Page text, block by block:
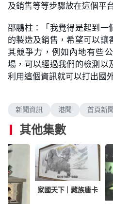
及銷售等等步驟放在這個平台
邵鵬柱：「我覺得是起到一
的製造及銷售，希望可以讓
其競爭力，例如內地有些
場，可以經過我們的檢測以
利用這個資訊就可以打出國外
新聞資訊 港聞 首頁新
其他集數
家國天下｜藏族唐卡